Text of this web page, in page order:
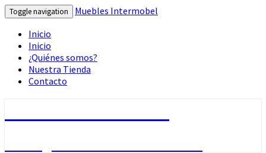
Toggle navigation
Muebles Intermobel
Inicio
Inicio
¿Quiénes somos?
Nuestra Tienda
Contacto